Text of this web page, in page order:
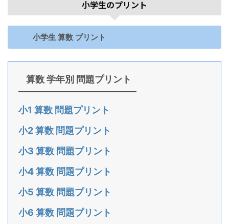
小学生のプリント
小学生 算数 プリント
算数 学年別 問題プリント
小1 算数 問題プリント
小2 算数 問題プリント
小3 算数 問題プリント
小4 算数 問題プリント
小5 算数 問題プリント
小6 算数 問題プリント